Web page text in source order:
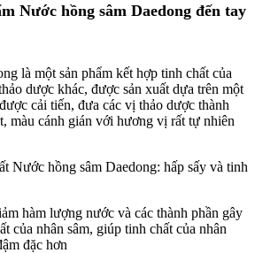
Nước hồng sâm Daedong đến tay
là một sản phẩm kết hợp tinh chất của
dược khác, được sản xuất dựa trên một
cải tiến, đưa các vị thảo dược thành
màu cánh gián với hương vị rất tự nhiên
Nước hồng sâm Daedong: hấp sấy và tinh
hàm lượng nước và các thành phần gây
của nhân sâm, giúp tinh chất của nhân
đặc hơn